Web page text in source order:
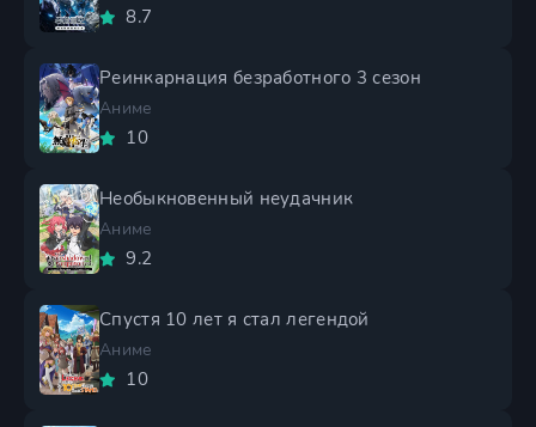
8.7
Реинкарнация безработного 3 сезон
Аниме
10
Необыкновенный неудачник
Аниме
9.2
Спустя 10 лет я стал легендой
Аниме
10